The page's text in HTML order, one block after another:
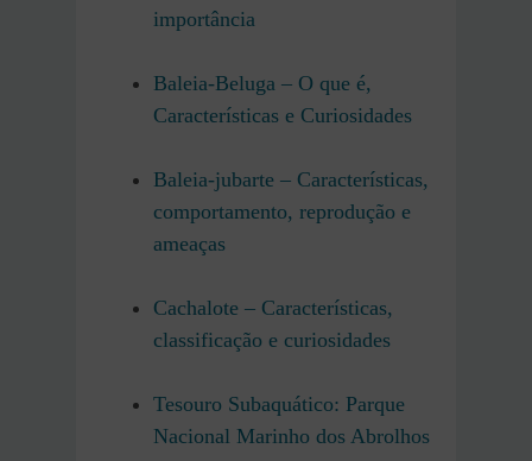
importância
Baleia-Beluga – O que é,
Características e Curiosidades
Baleia-jubarte – Características,
comportamento, reprodução e
ameaças
Cachalote – Características,
classificação e curiosidades
Tesouro Subaquático: Parque
Nacional Marinho dos Abrolhos